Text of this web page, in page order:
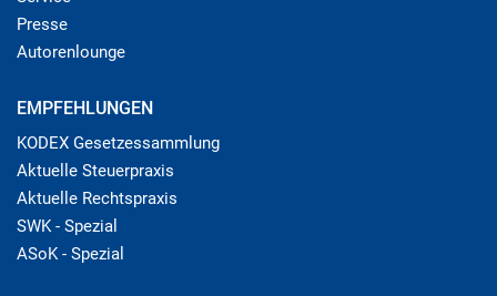
Presse
Autorenlounge
EMPFEHLUNGEN
KODEX Gesetzessammlung
Aktuelle Steuerpraxis
Aktuelle Rechtspraxis
SWK - Spezial
ASoK - Spezial